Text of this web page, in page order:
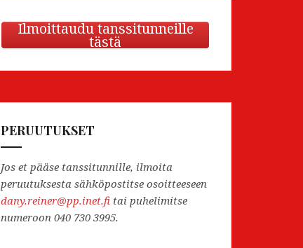
Ilmoittaudu tanssitunneille
tästä
PERUUTUKSET
Jos et pääse tanssitunnille, ilmoita
peruutuksesta sähköpostitse osoitteeseen
dany.reiner@pp.inet.fi tai puhelimitse
numeroon 040 730 3995.